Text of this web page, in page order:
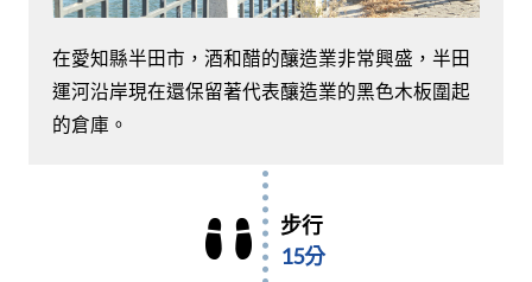
在愛知縣半田市，酒和醋的釀造業非常興盛，半田
運河沿岸現在還保留著代表釀造業的黑色木板圍起
的倉庫。
步行
15分